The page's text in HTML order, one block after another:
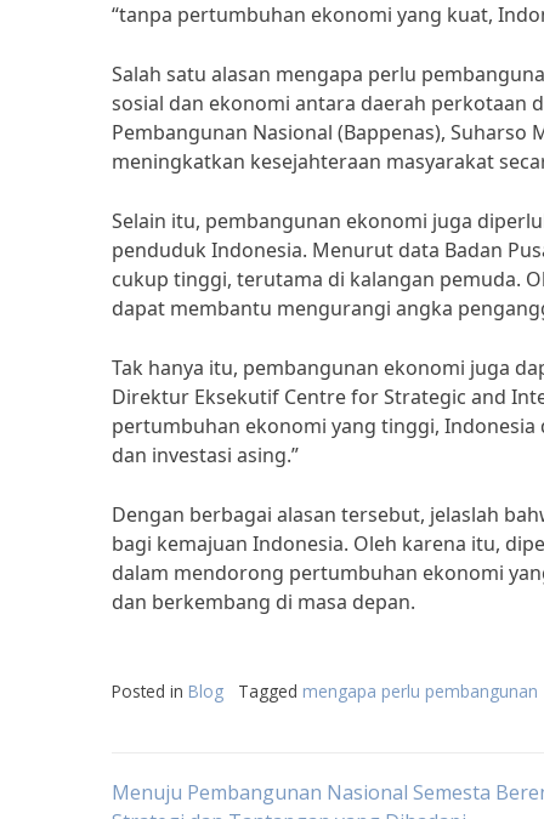
“tanpa pertumbuhan ekonomi yang kuat,
Salah satu alasan mengapa perlu
sosial dan ekonomi antara daerah perkotaan
Pembangunan Nasional (Bappenas),
meningkatkan kesejahteraan masyarakat
Selain itu, pembangunan ekonomi juga
penduduk Indonesia. Menurut data Badan
cukup tinggi, terutama di kalangan pemuda.
dapat membantu mengurangi angka
Tak hanya itu, pembangunan ekonomi juga
Direktur Eksekutif Centre for Strategic and
pertumbuhan ekonomi yang tinggi,
dan investasi asing.”
Dengan berbagai alasan tersebut, jelaslah
bagi kemajuan Indonesia. Oleh karena itu,
dalam mendorong pertumbuhan ekonomi
dan berkembang di masa depan.
Posted in Blog Tagged mengapa perlu pembangunan
Post
Menuju Pembangunan Nasional Semesta